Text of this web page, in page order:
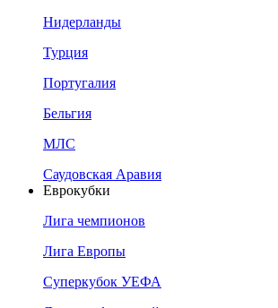
Нидерланды
Турция
Португалия
Бельгия
МЛС
Саудовская Аравия
Еврокубки
Лига чемпионов
Лига Европы
Суперкубок УЕФА